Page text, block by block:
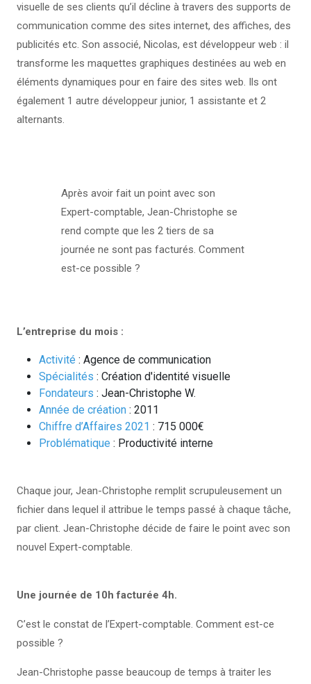
visuelle de ses clients qu’il décline à travers des supports de
communication comme des sites internet, des affiches, des
publicités etc. Son associé, Nicolas, est développeur web : il
transforme les maquettes graphiques destinées au web en
éléments dynamiques pour en faire des sites web. Ils ont
également 1 autre développeur junior, 1 assistante et 2
alternants.
Après avoir fait un point avec son
Expert-comptable, Jean-Christophe se
rend compte que les 2 tiers de sa
journée ne sont pas facturés. Comment
est-ce possible ?
L’entreprise du mois :
Activité : Agence de communication
Spécialités : Création d'identité visuelle
Fondateurs : Jean-Christophe W.
Année de création : 2011
Chiffre d’Affaires 2021 : 715 000€
Problématique : Productivité interne
Chaque jour, Jean-Christophe remplit scrupuleusement un
fichier dans lequel il attribue le temps passé à chaque tâche,
par client. Jean-Christophe décide de faire le point avec son
nouvel Expert-comptable.
Une journée de 10h facturée 4h.
C’est le constat de l’Expert-comptable. Comment est-ce
possible ?
Jean-Christophe passe beaucoup de temps à traiter les